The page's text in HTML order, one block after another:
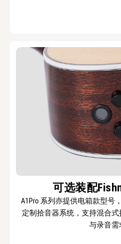
可选装配
A1Pro 系列亦提供电箱款型号
定制拾音器系统，支持混合
与录音需